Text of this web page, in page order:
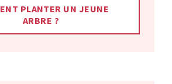
PLANTER UN JEUNE
ARBRE ?